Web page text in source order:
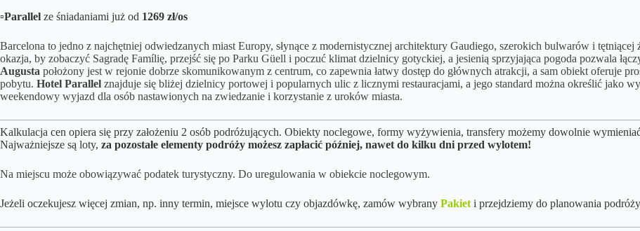
▫️Parallel ze śniadaniami już od 1269 zł/os
Barcelona to jedno z najchętniej odwiedzanych miast Europy, słynące z modernistycznej architektury Gaudiego, szerokich bulwarów i
okazja, by zobaczyć Sagradę Famílię, przejść się po Parku Güell i poczuć klimat dzielnicy gotyckiej, a jesienią sprzyjająca pogoda pozwala
Augusta położony jest w rejonie dobrze skomunikowanym z centrum, co zapewnia łatwy dostęp do głównych atrakcji, a sam obiekt oferuje
pobytu. Hotel Parallel znajduje się bliżej dzielnicy portowej i popularnych ulic z licznymi restauracjami, a jego standard można określić jako
weekendowy wyjazd dla osób nastawionych na zwiedzanie i korzystanie z uroków miasta.
Kalkulacja cen opiera się przy założeniu 2 osób podróżujących. Obiekty noclegowe, formy wyżywienia, transfery możemy dowolnie
Najważniejsze są loty, za pozostałe elementy podróży możesz zapłacić później, nawet do kilku dni przed wylotem!
Na miejscu może obowiązywać podatek turystyczny. Do uregulowania w obiekcie noclegowym.
Jeżeli oczekujesz więcej zmian, np. inny termin, miejsce wylotu czy objazdówkę, zamów wybrany Pakiet i przejdziemy do planowania